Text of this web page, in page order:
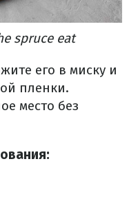
spruce eat
его в миску и
пленки.
место без